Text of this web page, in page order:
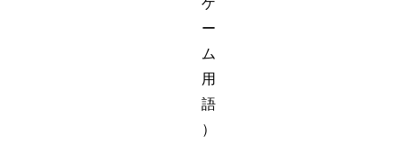
ー
ム
用
語
）